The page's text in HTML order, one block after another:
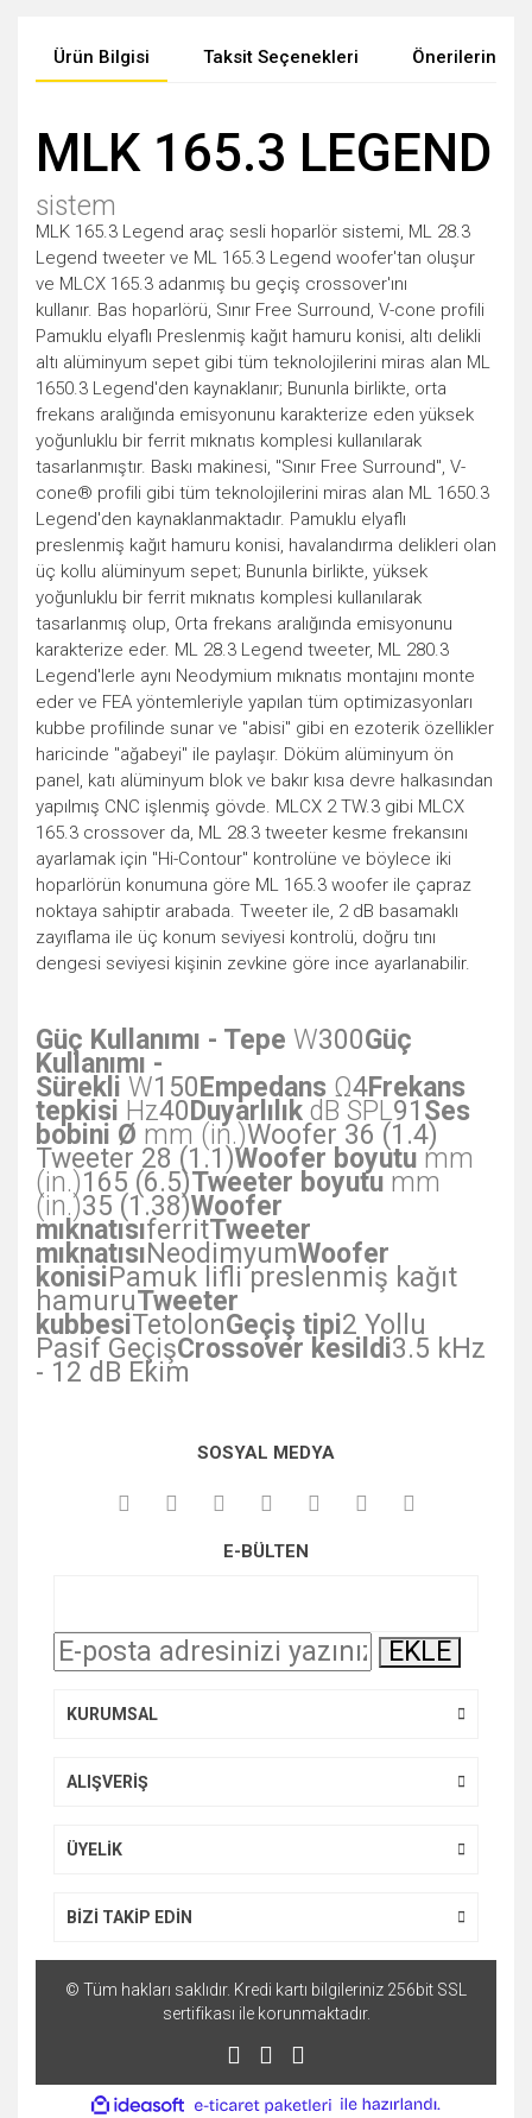
Ürün Bilgisi Taksit Seçenekleri Önerileriniz
MLK 165.3 LEGEND
sistem
MLK 165.3 Legend araç sesli hoparlör sistemi, ML 28.3
Legend tweeter ve ML 165.3 Legend woofer'tan oluşur
ve MLCX 165.3 adanmış bu geçiş crossover'ını
kullanır. Bas hoparlörü, Sınır Free Surround, V-cone profili
Pamuklu elyaflı Preslenmiş kağıt hamuru konisi, altı delikli
altı alüminyum sepet gibi tüm teknolojilerini miras alan ML
1650.3 Legend'den kaynaklanır; Bununla birlikte, orta
frekans aralığında emisyonunu karakterize eden yüksek
yoğunluklu bir ferrit mıknatıs komplesi kullanılarak
tasarlanmıştır. Baskı makinesi, "Sınır Free Surround", V-
cone® profili gibi tüm teknolojilerini miras alan ML 1650.3
Legend'den kaynaklanmaktadır. Pamuklu elyaflı
preslenmiş kağıt hamuru konisi, havalandırma delikleri olan
üç kollu alüminyum sepet; Bununla birlikte, yüksek
yoğunluklu bir ferrit mıknatıs komplesi kullanılarak
tasarlanmış olup, Orta frekans aralığında emisyonunu
karakterize eder. ML 28.3 Legend tweeter, ML 280.3
Legend'lerle aynı Neodymium mıknatıs montajını monte
eder ve FEA yöntemleriyle yapılan tüm optimizasyonları
kubbe profilinde sunar ve "abisi" gibi en ezoterik özellikler
haricinde "ağabeyi" ile paylaşır. Döküm alüminyum ön
panel, katı alüminyum blok ve bakır kısa devre halkasından
yapılmış CNC işlenmiş gövde. MLCX 2 TW.3 gibi MLCX
165.3 crossover da, ML 28.3 tweeter kesme frekansını
ayarlamak için "Hi-Contour" kontrolüne ve böylece iki
hoparlörün konumuna göre ML 165.3 woofer ile çapraz
noktaya sahiptir arabada. Tweeter ile, 2 dB basamaklı
zayıflama ile üç konum seviyesi kontrolü, doğru tını
dengesi seviyesi kişinin zevkine göre ince ayarlanabilir.
Güç Kullanımı - Tepe W300Güç
Kullanımı -
Sürekli W150 Empedans Ω4Frekans
tepkisi Hz40 Duyarlılık dB SPL91 Ses
bobini Ø mm (in.)Woofer 36 (1.4)
Tweeter 28 (1.1)Woofer boyutu mm
(in.)165 (6.5)Tweeter boyutu mm
(in.)35 (1.38)Woofer
mıknatısıferritTweeter
mıknatısıNeodimyumWoofer
konisiPamuk lifli preslenmiş kağıt
hamuruTweeter
kubbesiTetolonGeçiş tipi2 Yollu
Pasif GeçişCrossover kesildi3.5 kHz
- 12 dB Ekim
Bu ürünün fiyat bilgisi, resim, ürün açıklamalarında ve diğer
kullanarak tarafımıza iletebilirsiniz.
Ürün bilgilerinde hatalar bulunuyor.
SOSYAL MEDYA
E-BÜLTEN
EKLE
KURUMSAL
ALIŞVERİŞ
ÜYELİK
BİZİ TAKİP EDİN
© Tüm hakları saklıdır. Kredi kartı bilgileriniz 256bit SSL
sertifikası ile korunmaktadır.
ideasoft e-